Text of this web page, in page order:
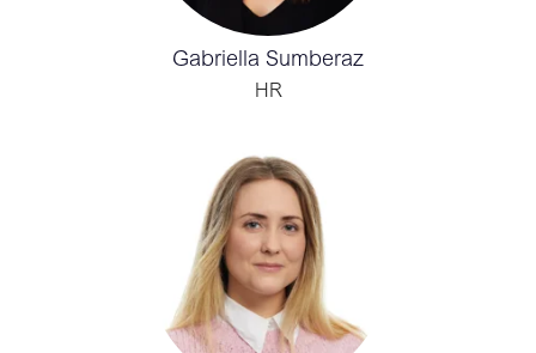
Gabriella Sumberaz
HR